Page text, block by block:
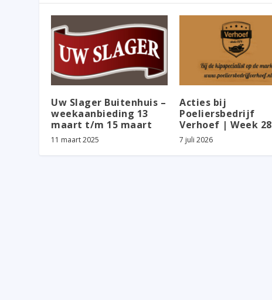
Uw Slager Buitenhuis –
weekaanbieding 13
maart t/m 15 maart
11 maart 2025
Acties bij
Poeliersbedrijf
Verhoef | Week 28
7 juli 2026